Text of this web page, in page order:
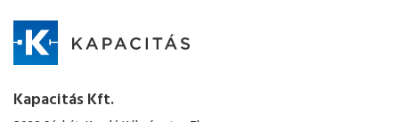
Kapacitás Kft.